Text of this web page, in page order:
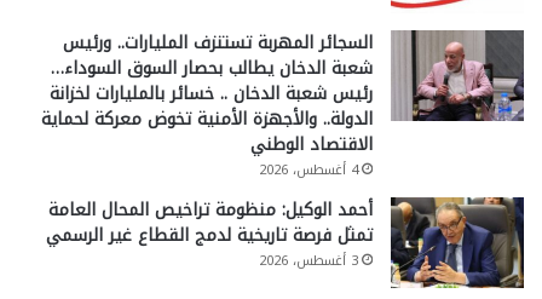
السجائر المهربة تستنزف المليارات.. ورئيس
شعبة الدخان يطالب بحصار السوق السوداء…
رئيس شعبة الدخان .. خسائر بالمليارات لخزانة
الدولة.. والأجهزة الأمنية تخوض معركة لحماية
الاقتصاد الوطني
4 أغسطس، 2026
أحمد الوكيل: منظومة تراخيص المحال العامة
تمثل فرصة تاريخية لدمج القطاع غير الرسمي
3 أغسطس، 2026